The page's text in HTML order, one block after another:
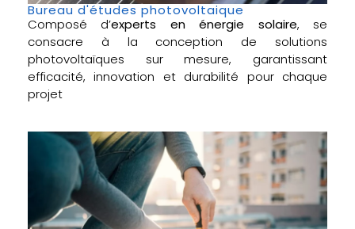
Bureau d'études photovoltaique
Composé d’experts en énergie solaire, se
consacre à la conception de solutions
photovoltaïques sur mesure, garantissant
efficacité, innovation et durabilité pour chaque
projet